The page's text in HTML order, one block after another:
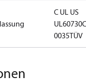
C UL US
UL60730
0035TÜV